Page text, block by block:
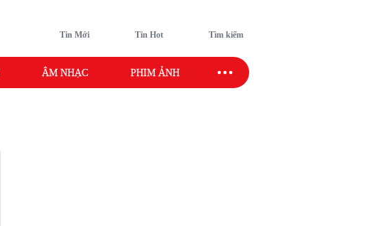
Tin Mới Tin Hot Tìm kiếm
ÂM NHẠC PHIM ẢNH SAO SPORT